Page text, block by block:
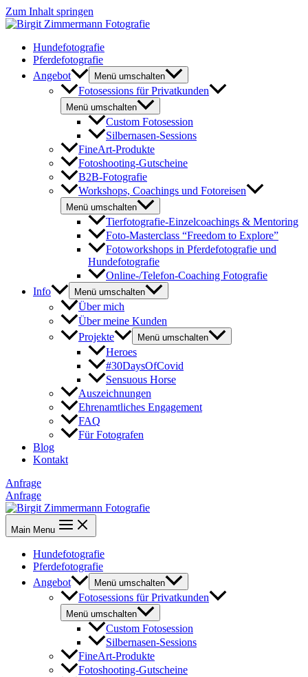
Zum Inhalt springen
Hundefotografie
Pferdefotografie
Angebot
Menü umschalten
Fotosessions für Privatkunden
Menü umschalten
Custom Fotosession
Silbernasen-Sessions
FineArt-Produkte
Fotoshooting-Gutscheine
B2B-Fotografie
Workshops, Coachings und Fotoreisen
Menü umschalten
Tierfotografie-Einzelcoachings & Mentoring
Foto-Masterclass “Freedom to Explore”
Fotoworkshops in Pferdefotografie und
Hundefotografie
Online-/Telefon-Coaching Fotografie
Info
Menü umschalten
Über mich
Über meine Kunden
Projekte
Menü umschalten
Heroes
#30DaysOfCovid
Sensuous Horse
Auszeichnungen
Ehrenamtliches Engagement
FAQ
Für Fotografen
Blog
Kontakt
Anfrage
Anfrage
Main Menu
Hundefotografie
Pferdefotografie
Angebot
Menü umschalten
Fotosessions für Privatkunden
Menü umschalten
Custom Fotosession
Silbernasen-Sessions
FineArt-Produkte
Fotoshooting-Gutscheine